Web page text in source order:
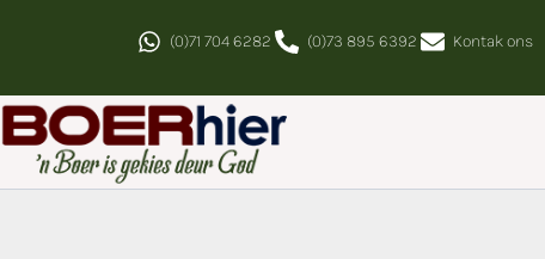
(0)71 704 6282 (0)73 895 6392 Kontak ons